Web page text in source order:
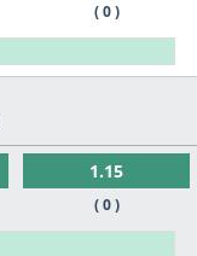
( 0 )
1.15
( 0 )